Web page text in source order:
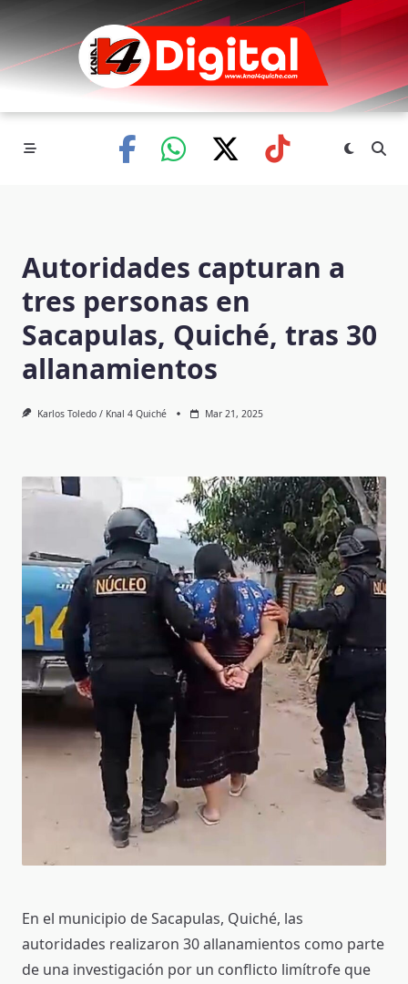
Skip
content
Autoridades capturan a
tres personas en
Sacapulas, Quiché, tras 30
allanamientos
Karlos Toledo / Knal 4 Quiché Mar 21, 2025
En el municipio de Sacapulas, Quiché, las
autoridades realizaron 30 allanamientos como parte
de una investigación por un conflicto limítrofe que